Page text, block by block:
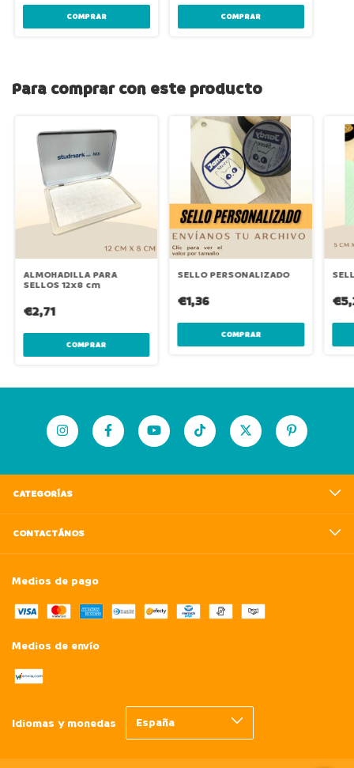
COMPRAR
Para comprar con este producto
ALMOHADILLA PARA
SELLOS 12x8 cm
€2,71
SELLO PERSONALIZADO
€1,36
COMPRAR
CATEGORÍAS
CONTACTÁNOS
Medios de pago
Medios de envío
Idiomas y monedas